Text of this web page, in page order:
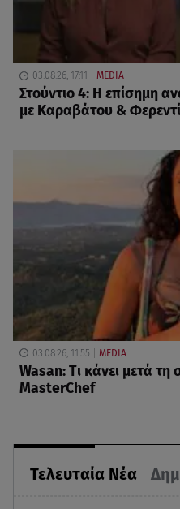
Τελευταία Νέα
03.08.26, 17:11 MEDIA
Στούντιο 4: Η επίσημη
με Καραβάτου &
03.08.26, 11:55 MEDIA
Wasan: Tι κάνει μετά τη
MasterChef